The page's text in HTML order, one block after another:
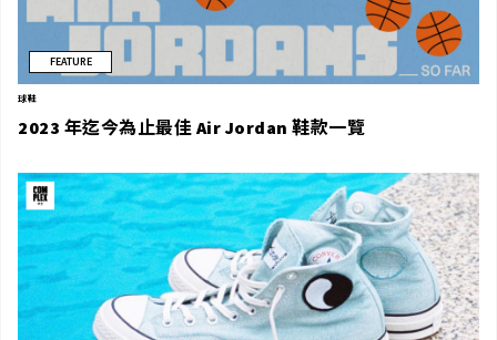
FEATURE
球鞋
2023 年迄今為止最佳 Air Jordan 鞋款一覽